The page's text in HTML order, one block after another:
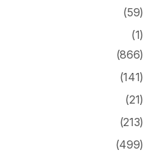
(59)
(1)
(866)
(141)
(21)
(213)
(499)